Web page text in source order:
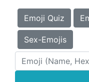
Emoji Quiz
Sex-Emojis